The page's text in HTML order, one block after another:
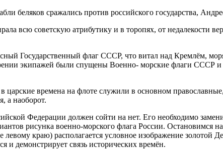
беляков сражались против российского государства,
всю советскую атрибутику и в торопях, от недалекости
Государственный флаг СССР, что витал над Кремлём,
экипажей были спущены Военно- морские флаги СССР
времена на флоте служили в основном
а наоборот.
Федерации должен сойти на нет. Его необходимо
рисунка военно-морского флага России. Остановимся
краю) располагается условное изображение
и демонстрирует связь исторических времён.